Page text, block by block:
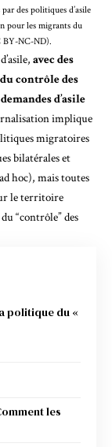
des politiques d’asile
pour les migrants du
BY-NC-ND).
avec des
contrôle des
d’asile
implique
migratoires
bilatérales et
hoc), mais toutes
le territoire
“contrôle” des
politique du «
les